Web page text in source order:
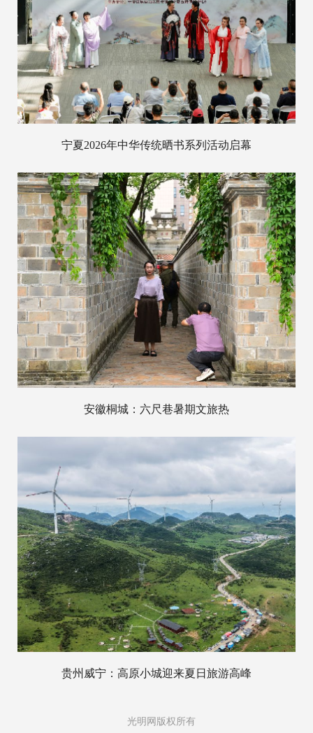
宁夏2026年中华传统晒书系列活动启幕
安徽桐城：六尺巷暑期文旅热
贵州威宁：高原小城迎来夏日旅游高峰
光明网版权所有